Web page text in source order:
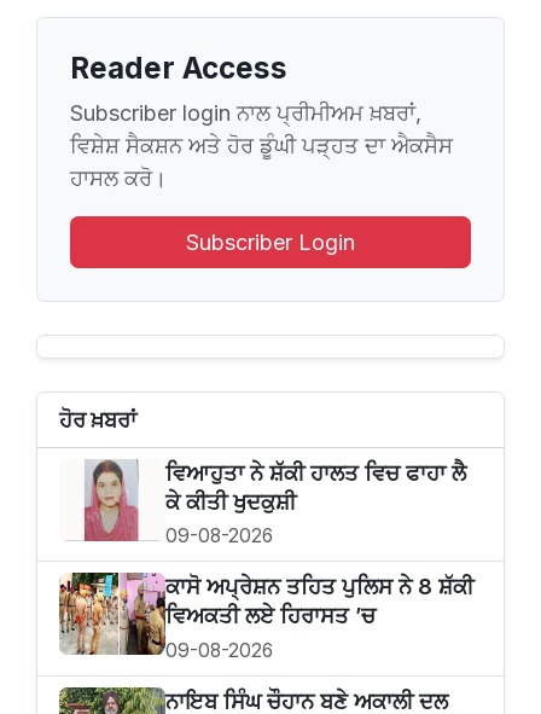
Reader Access
Subscriber login ਨਾਲ ਪ੍ਰੀਮੀਅਮ ਖ਼ਬਰਾਂ,
ਵਿਸ਼ੇਸ਼ ਸੈਕਸ਼ਨ ਅਤੇ ਹੋਰ ਡੂੰਘੀ ਪੜ੍ਹਤ ਦਾ ਐਕਸੈਸ
ਹਾਸਲ ਕਰੋ।
Subscriber Login
ਹੋਰ ਖ਼ਬਰਾਂ
ਵਿਆਹੁਤਾ ਨੇ ਸ਼ੱਕੀ ਹਾਲਤ ਵਿਚ ਫਾਹਾ ਲੈ
ਕੇ ਕੀਤੀ ਖੁਦਕੁਸ਼ੀ
09-08-2026
ਕਾਸੋ ਅਪ੍ਰੇਸ਼ਨ ਤਹਿਤ ਪੁਲਿਸ ਨੇ 8 ਸ਼ੱਕੀ
ਵਿਅਕਤੀ ਲਏ ਹਿਰਾਸਤ ’ਚ
09-08-2026
ਨਾਇਬ ਸਿੰਘ ਚੌਹਾਨ ਬਣੇ ਅਕਾਲੀ ਦਲ